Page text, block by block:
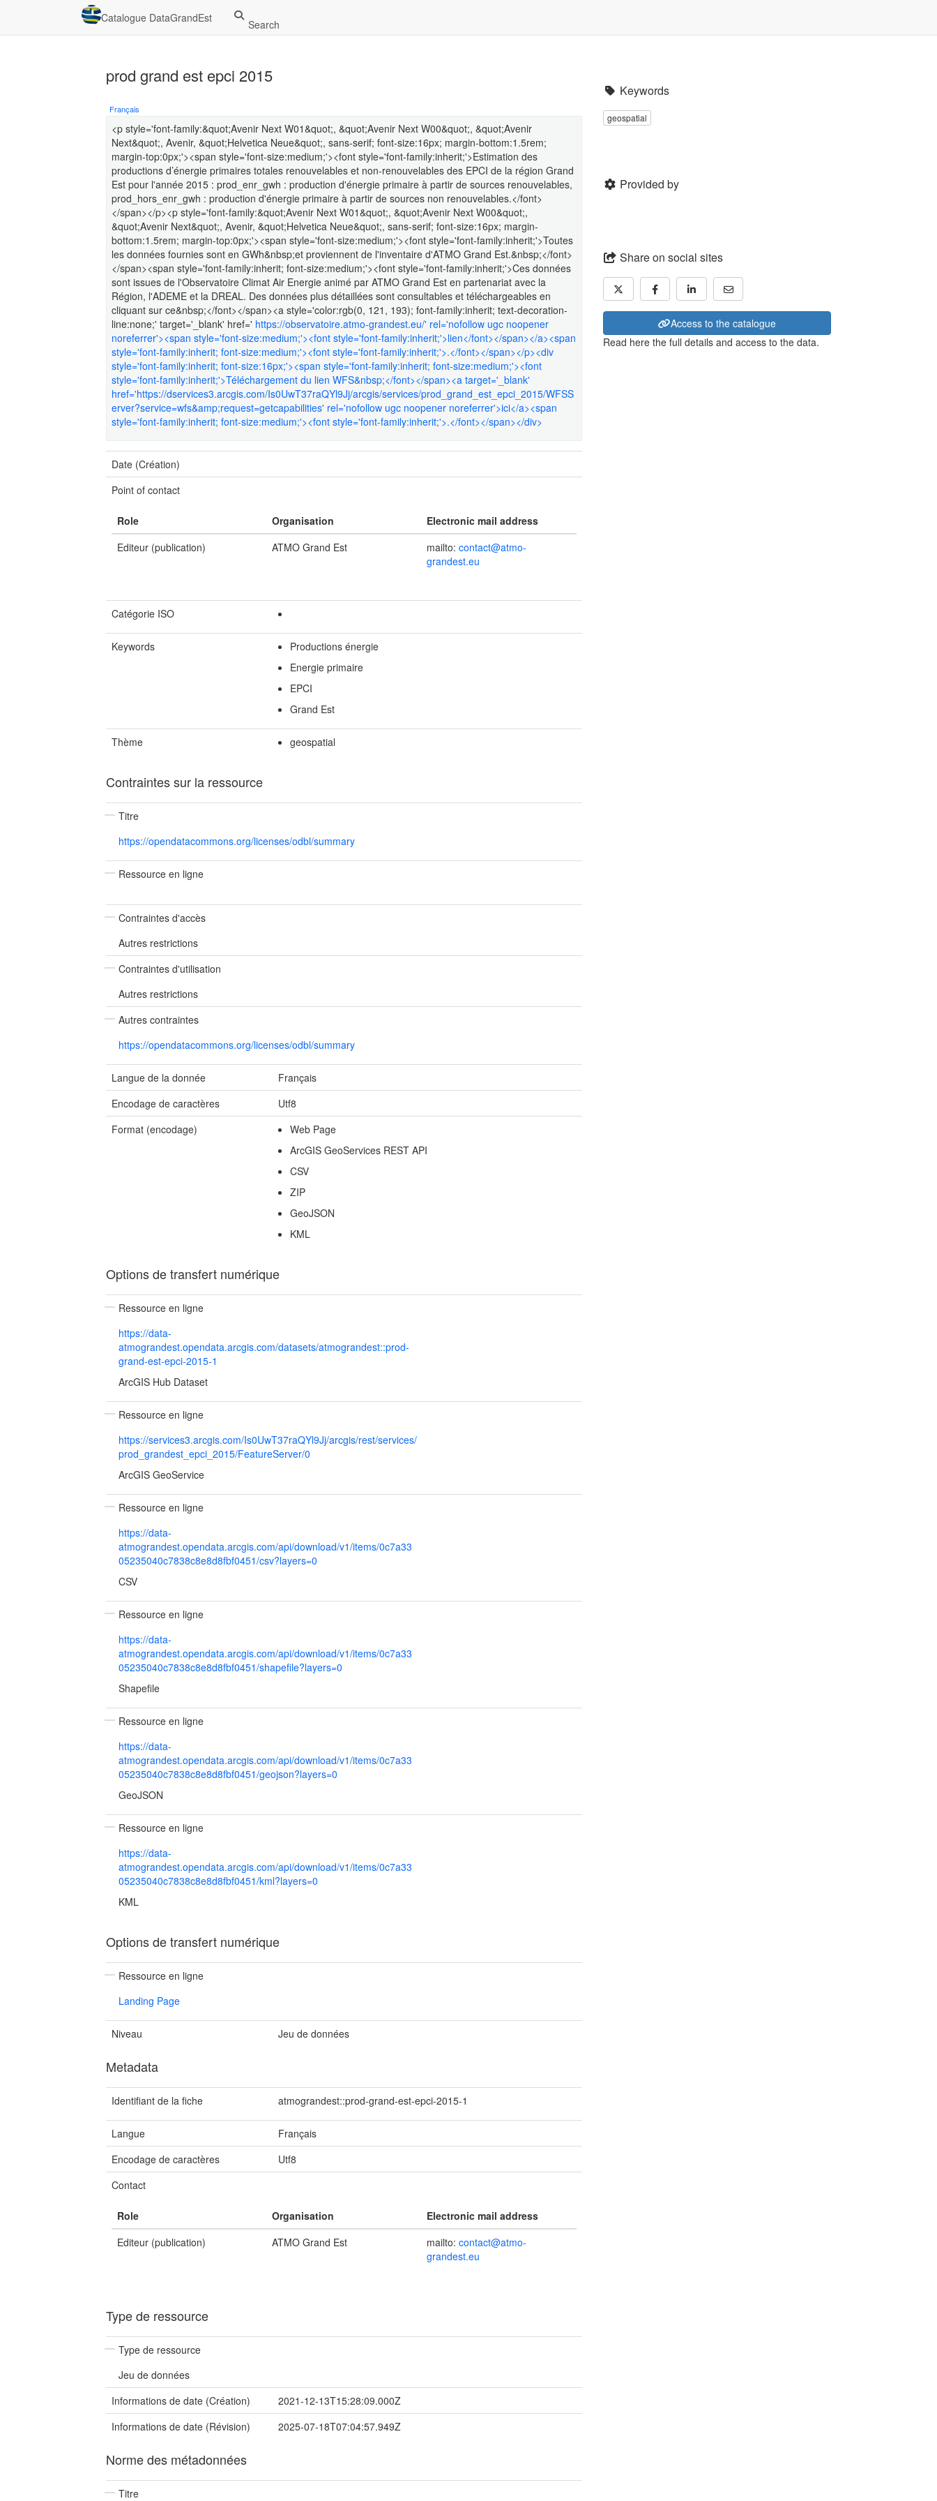
Catalogue DataGrandEst Search
prod grand est epci 2015
Français
<p style='font-family:&quot;Avenir Next W01&quot;, &quot;Avenir Next W00&quot;, &quot;Avenir
Next&quot;, Avenir, &quot;Helvetica Neue&quot;, sans-serif; font-size:16px; margin-bottom:1.5rem;
margin-top:0px;'><span style='font-size:medium;'><font style='font-family:inherit;'>Estimation des
productions d’énergie primaires totales renouvelables et non-renouvelables des EPCI de la région Grand
Est pour l'année 2015 : prod_enr_gwh : production d'énergie primaire à partir de sources renouvelables,
prod_hors_enr_gwh : production d'énergie primaire à partir de sources non renouvelables.</font>
</span></p><p style='font-family:&quot;Avenir Next W01&quot;, &quot;Avenir Next W00&quot;,
&quot;Avenir Next&quot;, Avenir, &quot;Helvetica Neue&quot;, sans-serif; font-size:16px; margin-
bottom:1.5rem; margin-top:0px;'><span style='font-size:medium;'><font style='font-family:inherit;'>Toutes
les données fournies sont en GWh&nbsp;et proviennent de l'inventaire d'ATMO Grand Est.&nbsp;</font>
</span><span style='font-family:inherit; font-size:medium;'><font style='font-family:inherit;'>Ces données
sont issues de l'Observatoire Climat Air Energie animé par ATMO Grand Est en partenariat avec la
Région, l'ADEME et la DREAL. Des données plus détaillées sont consultables et téléchargeables en
cliquant sur ce&nbsp;</font></span><a style='color:rgb(0, 121, 193); font-family:inherit; text-decoration-
line:none;' target='_blank' href=' https://observatoire.atmo-grandest.eu/' rel='nofollow ugc noopener
noreferrer'><span style='font-size:medium;'><font style='font-family:inherit;'>lien</font></span></a><span
style='font-family:inherit; font-size:medium;'><font style='font-family:inherit;'>.</font></span></p><div
style='font-family:inherit; font-size:16px;'><span style='font-family:inherit; font-size:medium;'><font
style='font-family:inherit;'>Téléchargement du lien WFS&nbsp;</font></span><a target='_blank'
href='https://dservices3.arcgis.com/Is0UwT37raQYl9Jj/arcgis/services/prod_grand_est_epci_2015/WFSS
erver?service=wfs&amp;request=getcapabilities' rel='nofollow ugc noopener noreferrer'>ici</a><span
style='font-family:inherit; font-size:medium;'><font style='font-family:inherit;'>.</font></span></div>
Date (Création)
Point of contact
Role Organisation
Electronic mail address
Editeur (publication)
ATMO Grand Est mailto: contact@atmo-
grandest.eu
Catégorie ISO
Keywords
Productions énergie
Energie primaire
EPCI
Grand Est
Thème geospatial
Contraintes sur la ressource
Titre
https://opendatacommons.org/licenses/odbl/summary
Ressource en ligne
Contraintes d'accès
Autres restrictions
Contraintes d'utilisation
Autres restrictions
Autres contraintes
https://opendatacommons.org/licenses/odbl/summary
Langue de la donnée
Français
Encodage de caractères
Utf8
Format (encodage)
Web Page
ArcGIS GeoServices REST API
CSV
ZIP
GeoJSON
KML
Options de transfert numérique
Ressource en ligne
https://data-
atmograndest.opendata.arcgis.com/datasets/atmograndest::prod-
grand-est-epci-2015-1
ArcGIS Hub Dataset
Ressource en ligne
https://services3.arcgis.com/Is0UwT37raQYl9Jj/arcgis/rest/services/
prod_grandest_epci_2015/FeatureServer/0
ArcGIS GeoService
Ressource en ligne
https://data-
atmograndest.opendata.arcgis.com/api/download/v1/items/0c7a33
05235040c7838c8e8d8fbf0451/csv?layers=0
CSV
Ressource en ligne
https://data-
atmograndest.opendata.arcgis.com/api/download/v1/items/0c7a33
05235040c7838c8e8d8fbf0451/shapefile?layers=0
Shapefile
Ressource en ligne
https://data-
atmograndest.opendata.arcgis.com/api/download/v1/items/0c7a33
05235040c7838c8e8d8fbf0451/geojson?layers=0
GeoJSON
Ressource en ligne
https://data-
atmograndest.opendata.arcgis.com/api/download/v1/items/0c7a33
05235040c7838c8e8d8fbf0451/kml?layers=0
KML
Options de transfert numérique
Ressource en ligne
Landing Page
Niveau Jeu de données
Metadata
Identifiant de la fiche atmograndest::prod-grand-est-epci-2015-1
Langue
Français
Encodage de caractères
Utf8
Contact
Role Organisation
Electronic mail address
Editeur (publication)
ATMO Grand Est mailto: contact@atmo-
grandest.eu
Type de ressource
Type de ressource
Jeu de données
Informations de date (Création)
2021-12-13T15:28:09.000Z
Informations de date (Révision)
2025-07-18T07:04:57.949Z
Norme des métadonnées
Titre
Keywords
geospatial
Provided by
Share on social sites
Access to the catalogue
Read here the full details and access to the data.